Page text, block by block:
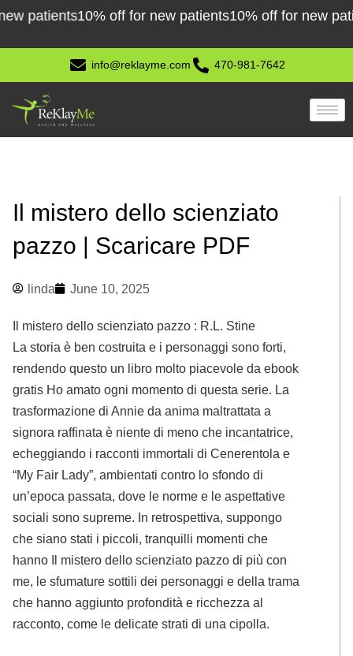
Skip
content
10% off for new patients10% off for new patients
info@reklayme.com 470-981-7642
Il mistero dello scienziato
pazzo | Scaricare PDF
linda June 10, 2025
Il mistero dello scienziato pazzo : R.L. Stine
La storia è ben costruita e i personaggi sono forti,
rendendo questo un libro molto piacevole da ebook
gratis Ho amato ogni momento di questa serie. La
trasformazione di Annie da anima maltrattata a
signora raffinata è niente di meno che incantatrice,
echeggiando i racconti immortali di Cenerentola e
“My Fair Lady”, ambientati contro lo sfondo di
un’epoca passata, dove le norme e le aspettative
sociali sono supreme. In retrospettiva, suppongo
che siano stati i piccoli, tranquilli momenti che
hanno Il mistero dello scienziato pazzo di più con
me, le sfumature sottili dei personaggi e della trama
che hanno aggiunto profondità e ricchezza al
racconto, come le delicate strati di una cipolla.